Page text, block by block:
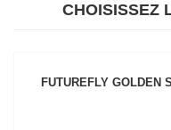
CHOISISSEZ
FUTUREFLY GOLDEN